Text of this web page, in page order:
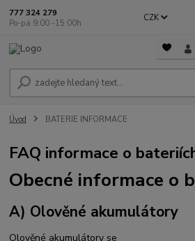
CZK
777 324 279
Po-pá 9:00 -15:00h
Úvod BATERIE INFORMACE
FAQ informace o
Obecné informace o
A) Olověné akumulátory
Olověné akumulátory se